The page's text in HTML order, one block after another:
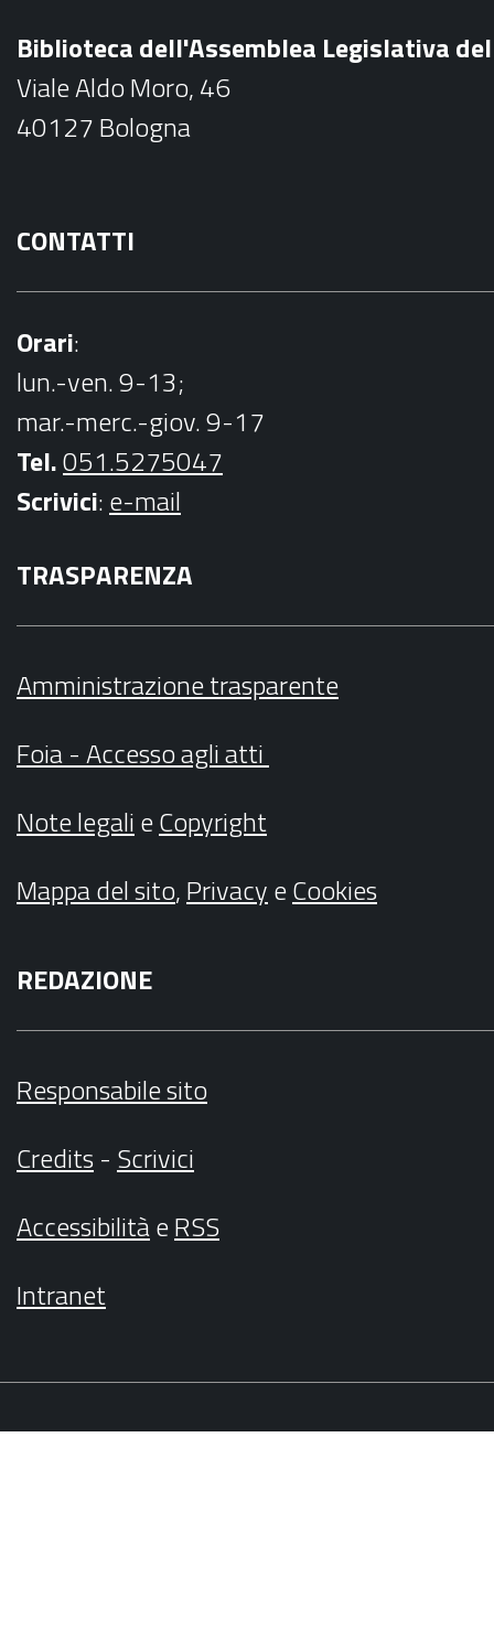
o
k
Biblioteca dell'Assemblea Legislativa
Viale Aldo Moro, 46
40127 Bologna
CONTATTI
Orari:
lun.-ven. 9-13;
mar.-merc.-giov. 9-17
Tel.051.5275047
Scrivici:e-mail
TRASPARENZA
Amministrazione trasparente
Foia - Accesso agli atti
Note legalieCopyright
Mappa del sito,PrivacyeCookies
REDAZIONE
Responsabile sito
Credits- Scrivici
AccessibilitàeRSS
Intranet